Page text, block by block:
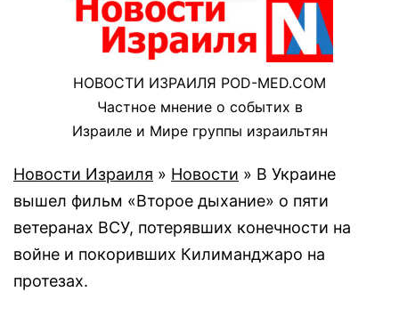
НОВОСТИ ИЗРАИЛЯ POD-MED.COM
Частное мнение о событих в
Израиле и Мире группы израильтян
Новости Израиля » Новости » В Украине
вышел фильм «Второе дыхание» о пяти
ветеранах ВСУ, потерявших конечности на
войне и покоривших Килиманджаро на
протезах.